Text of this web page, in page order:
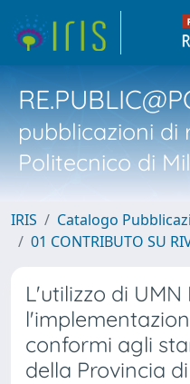
pubblicazioni di
Politecnico di
IRIS
Catalogo
01 CONTRIBUTO SU
L'utilizzo di
conformi agli
della Provincia